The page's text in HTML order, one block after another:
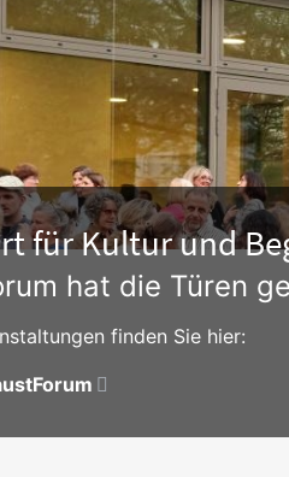
für Kultur und
hat die Türen
finden Sie hier: